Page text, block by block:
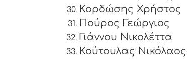
Κορδώσης Χρήστος
Πούρος Γεώργιος
Γιάννου Νικολέττα
Κούτουλας